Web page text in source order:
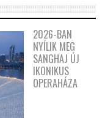
2026-BAN
NYÍLIK MEG
SANGHAJ ÚJ
IKONIKUS
OPERAHÁZA